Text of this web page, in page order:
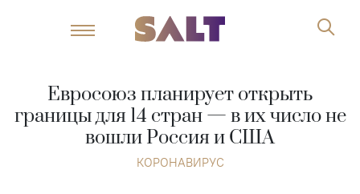
Евросоюз планирует открыть
границы для 14 стран — в их число не
вошли Россия и США
КОРОНАВИРУС